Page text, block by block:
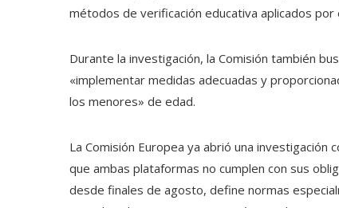
métodos de verificación educativa aplicados por
Durante la investigación, la Comisión también
«implementar medidas adecuadas y
los menores» de edad.
La Comisión Europea ya abrió una
que ambas plataformas no cumplen con sus
desde finales de agosto, define normas